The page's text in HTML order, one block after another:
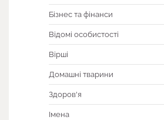
Бізнес та фінанси
Відомі особистості
Вірші
Домашні тварини
Здоров'я
Імена